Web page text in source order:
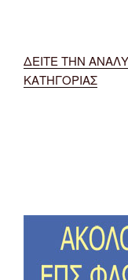
ΔΕΙΤΕ ΤΗΝ
ΚΑΤΗΓΟΡΙΑΣ